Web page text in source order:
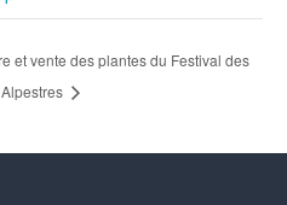
et vente des plantes du Festival des